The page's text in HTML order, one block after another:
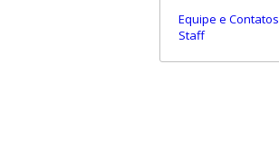
Equipe e Contatos
Staff